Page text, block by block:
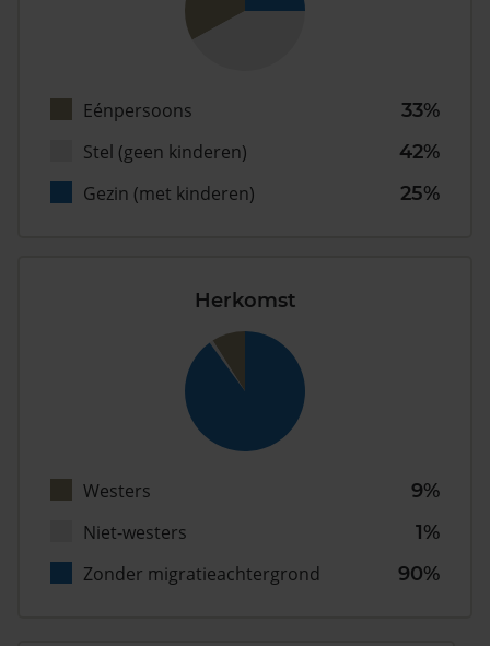
Eénpersoons
33%
Stel (geen kinderen)
42%
Gezin (met kinderen)
25%
Herkomst
Westers
9%
Niet-westers
1%
Zonder migratieachtergrond
90%